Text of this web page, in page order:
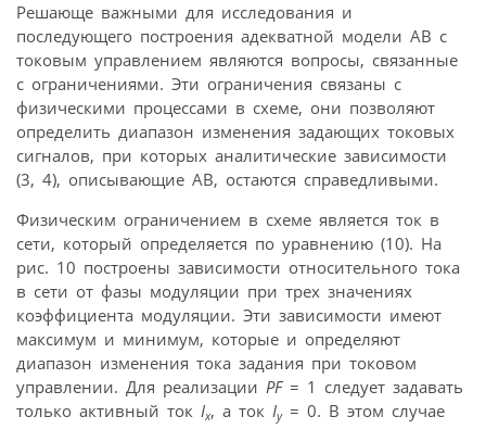
Решающе важными для исследования и
последующего построения адекватной модели АВ с
токовым управлением являются вопросы, связанные
с ограничениями. Эти ограничения связаны с
физическими процессами в схеме, они позволяют
определить диапазон изменения задающих токовых
сигналов, при которых аналитические зависимости
(3, 4), описывающие АВ, остаются справедливыми.
Физическим ограничением в схеме является ток в
сети, который определяется по уравнению (10). На
рис. 10 построены зависимости относительного тока
в сети от фазы модуляции при трех значениях
коэффициента модуляции. Эти зависимости имеют
максимум и минимум, которые и определяют
диапазон изменения тока задания при токовом
управлении. Для реализации PF= 1 следует задавать
только активный ток Ix, а ток Iy= 0. В этом случае